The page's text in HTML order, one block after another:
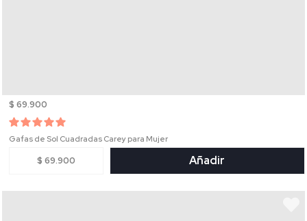
$ 69.900
Gafas de Sol Cuadradas Carey para Mujer
$ 69.900 Añadir